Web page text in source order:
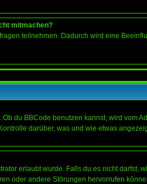
mitmachen?
teilnehmen. Dadurch wird eine
Ob du BBCode benutzen kannst, wird vom
darüber, was und wie etwas
erlaubt wurde. Falls du es nicht darfst,
oder andere Störungen hervorrufen